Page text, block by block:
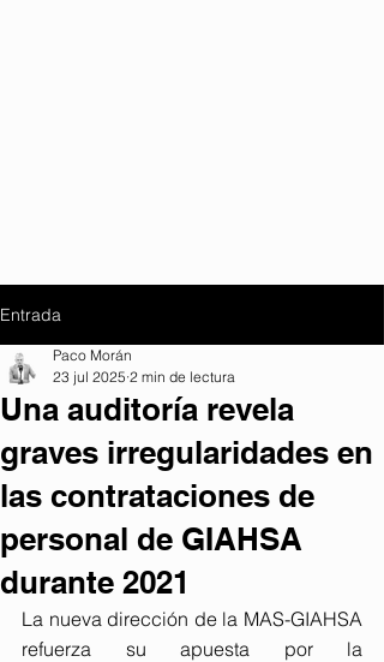
Entrada
Una auditoría revela
graves irregularidades en
las contrataciones de
personal de GIAHSA
durante 2021
Paco Morán
23 jul 2025 2 min de lectura
La nueva dirección de la MAS-GIAHSA
refuerza su apuesta por la